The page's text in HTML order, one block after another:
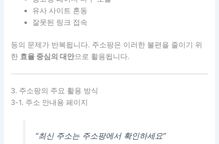
유사 사이트 혼동
잘못된 링크 접속
등의 문제가 반복됩니다. 주소팡은 이러한 불편을 줄이기 위
한 효율 중심의 대안으로 활용됩니다.
3. 주소팡의 주요 활용 방식
3-1. 주소 안내용 페이지
“최신 주소는 주소팡에서 확인하세요”